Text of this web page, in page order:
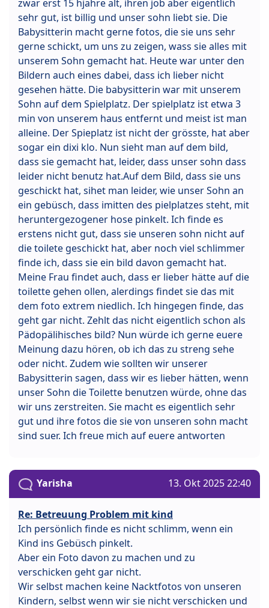
zwar erst 15 hjahre alt, ihren job aber eigentlich
sehr gut, ist billig und unser sohn liebt sie. Die
Babysitterin macht gerne fotos, die sie uns sehr
gerne schickt, um uns zu zeigen, wass sie alles mit
unserem Sohn gemacht hat. Heute war unter den
Bildern auch eines dabei, dass ich lieber nicht
gesehen hätte. Die babysitterin war mit unserem
Sohn auf dem Spielplatz. Der spielplatz ist etwa 3
min von unserem haus entfernt und meist ist man
alleine. Der Spieplatz ist nicht der grösste, hat aber
sogar ein dixi klo. Nun sieht man auf dem bild,
dass sie gemacht hat, leider, dass unser sohn dass
leider nicht benutz hat.Auf dem Bild, dass sie uns
geschickt hat, sihet man leider, wie unser Sohn an
ein gebüsch, dass imitten des pielplatzes steht, mit
heruntergezogener hose pinkelt. Ich finde es
erstens nicht gut, dass sie unseren sohn nicht auf
die toilete geschickt hat, aber noch viel schlimmer
finde ich, dass sie ein bild davon gemacht hat.
Meine Frau findet auch, dass er lieber hätte auf die
toilette gehen ollen, alerdings findet sie das mit
dem foto extrem niedlich. Ich hingegen finde, das
geht gar nicht. Zehlt das nicht eigentlich schon als
Pädopälihisches bild? Nun würde ich gerne euere
Meinung dazu hören, ob ich das zu streng sehe
oder nicht. Zudem wie sollten wir unserer
Babysitterin sagen, dass wir es lieber hätten, wenn
unser Sohn die Toilette benutzen würde, ohne das
wir uns zerstreiten. Sie macht es eigentlich sehr
gut und ihre fotos die sie von unseren sohn macht
sind suer. Ich freue mich auf euere antworten
Yarisha 13. Okt 2025 22:40
Re: Betreuung Problem mit kind
Ich persönlich finde es nicht schlimm, wenn ein
Kind ins Gebüsch pinkelt.
Aber ein Foto davon zu machen und zu
verschicken geht gar nicht.
Wir selbst machen keine Nacktfotos von unseren
Kindern, selbst wenn wir sie nicht verschicken und